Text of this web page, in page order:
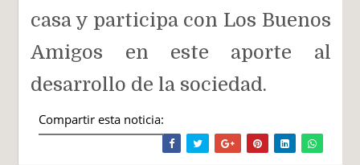
casa y participa con Los Buenos
Amigos en este aporte al
desarrollo de la sociedad.
Compartir esta noticia: